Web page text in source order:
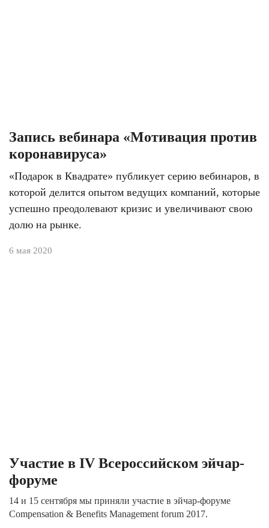
Запись вебинара «Мотивация против
коронавируса»
«Подарок в Квадрате» публикует серию вебинаров, в
которой делится опытом ведущих компаний, которые
успешно преодолевают кризис и увеличивают свою
долю на рынке.
6 мая 2020
Участие в IV Всероссийском эйчар-
форуме
14 и 15 сентября мы приняли участие в эйчар-форуме
Compensation & Benefits Management forum 2017.